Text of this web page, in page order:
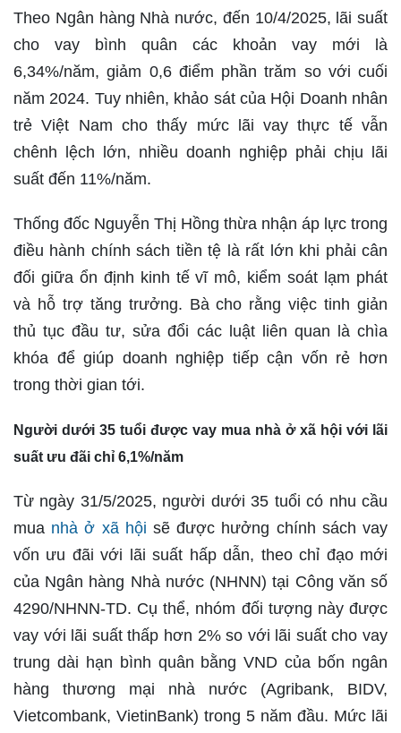
Theo Ngân hàng Nhà nước, đến 10/4/2025, lãi suất
cho vay bình quân các khoản vay mới là
6,34%/năm, giảm 0,6 điểm phần trăm so với cuối
năm 2024. Tuy nhiên, khảo sát của Hội Doanh nhân
trẻ Việt Nam cho thấy mức lãi vay thực tế vẫn
chênh lệch lớn, nhiều doanh nghiệp phải chịu lãi
suất đến 11%/năm.
Thống đốc Nguyễn Thị Hồng thừa nhận áp lực trong
điều hành chính sách tiền tệ là rất lớn khi phải cân
đối giữa ổn định kinh tế vĩ mô, kiểm soát lạm phát
và hỗ trợ tăng trưởng. Bà cho rằng việc tinh giản
thủ tục đầu tư, sửa đổi các luật liên quan là chìa
khóa để giúp doanh nghiệp tiếp cận vốn rẻ hơn
trong thời gian tới.
Người dưới 35 tuổi được vay mua nhà ở xã hội với lãi
suất ưu đãi chỉ 6,1%/năm
Từ ngày 31/5/2025, người dưới 35 tuổi có nhu cầu
mua nhà ở xã hội sẽ được hưởng chính sách vay
vốn ưu đãi với lãi suất hấp dẫn, theo chỉ đạo mới
của Ngân hàng Nhà nước (NHNN) tại Công văn số
4290/NHNN-TD. Cụ thể, nhóm đối tượng này được
vay với lãi suất thấp hơn 2% so với lãi suất cho vay
trung dài hạn bình quân bằng VND của bốn ngân
hàng thương mại nhà nước (Agribank, BIDV,
Vietcombank, VietinBank) trong 5 năm đầu. Mức lãi